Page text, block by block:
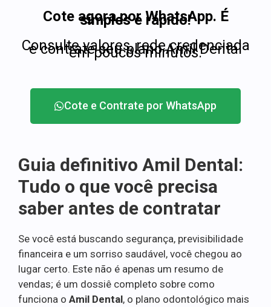
Cote agora por WhatsApp. É
simples e rápido!
Consulte valores, rede credenciada
e contrate seu plano Amil Dental
em poucos minutos.
Cote e Contrate por WhatsApp
Guia definitivo Amil Dental:
Tudo o que você precisa
saber antes de contratar
Se você está buscando segurança, previsibilidade
financeira e um sorriso saudável, você chegou ao
lugar certo. Este não é apenas um resumo de
vendas; é um dossiê completo sobre como
funciona o Amil Dental, o plano odontológico mais